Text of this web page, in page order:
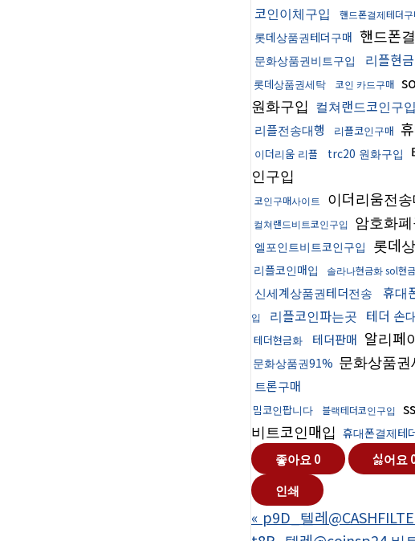
코인이체구입 핸드폰결제테더
롯데상품권테더구매 핸드폰
문화상품권비트구입
리플현
롯데상품권세탁 코인 카드구매
원화구입 컬쳐랜드코인구입
리플전송대행 리플코인구매
이더리움 리플 trc20 원화구입
인구입
코인구매사이트 이더리움전
컬쳐랜드비트코인구입 암호화
엘포인트비트코인구입 롯데
리플코인매입 솔라나현금화 sol현
신세계상품권테더전송 휴대
입
리플코인파는곳 테더 손
테더현금화 테더판매 알리페
문화상품권91% 문화상품
트론구매
밈코인팝니다 블랙테더코인구입
비트코인매입 휴대폰결제테
좋아요 0 싫어요
인쇄
« p9D_텔레